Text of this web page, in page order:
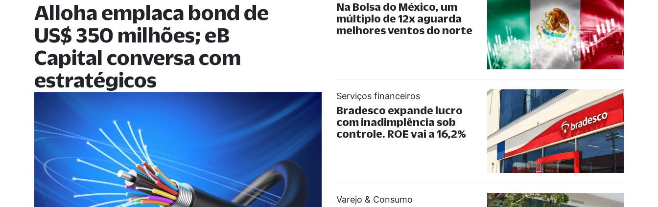
Alloha emplaca bond de
US$ 350 milhões; eB
Capital conversa com
estratégicos
Na Bolsa do México, um
múltiplo de 12x aguarda
melhores ventos do norte
Serviços financeiros
Bradesco expande lucro
com inadimplência sob
controle. ROE vai a 16,2%
Varejo & Consumo